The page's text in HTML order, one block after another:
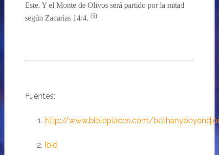
Este. Y el Monte de Olivos será partido por la mitad
según Zacarías 14:4. (6)
Fuentes:
http://www.bibleplaces.com/
Ibid